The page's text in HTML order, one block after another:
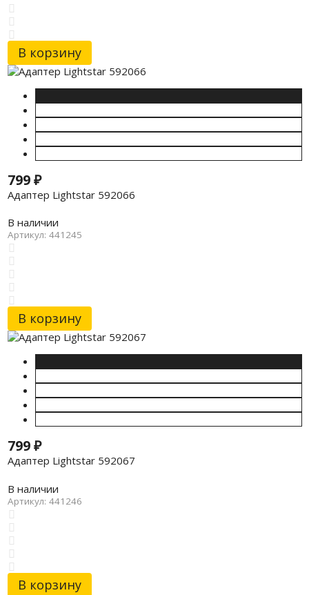
В корзину
799₽
Адаптер Lightstar 592066
В наличии
Артикул: 441245
В корзину
799₽
Адаптер Lightstar 592067
В наличии
Артикул: 441246
В корзину